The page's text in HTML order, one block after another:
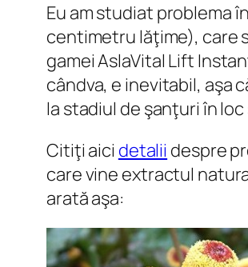
Eu am studiat problema
centimetru lăţime), care
gamei AslaVital Lift
cândva, e inevitabil, aşa
la stadiul de şanţuri în
Citiţi aici detalii despre
care vine extractul
arată aşa: